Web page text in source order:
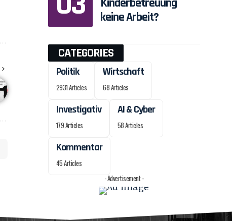
Kinderbetreuung
keine Arbeit?
CATEGORIES
Politik
2931 Articles
Wirtschaft
68 Articles
Investigativ
179 Articles
AI & Cyber
58 Articles
Kommentar
45 Articles
- Advertisement -